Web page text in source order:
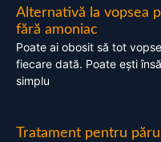
Alternativă la vopsea
fără amoniac
Poate ai obosit să tot
fiecare dată. Poate ești
simplu
Tratament pentru